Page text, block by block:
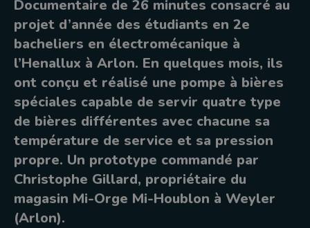
Documentaire de 26 minutes consacré au
projet d’année des étudiants en 2e
bacheliers en électromécanique à
l’Henallux à Arlon. En quelques mois, ils
ont conçu et réalisé une pompe à bières
spéciales capable de servir quatre type
de bières différentes avec chacune sa
température de service et sa pression
propre. Un prototype commandé par
Christophe Gillard, propriétaire du
magasin Mi-Orge Mi-Houblon à Weyler
(Arlon).